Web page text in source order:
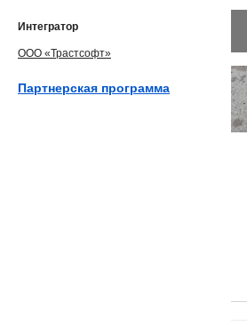
Интегратор
ООО «Трастсофт»
Партнерская программа